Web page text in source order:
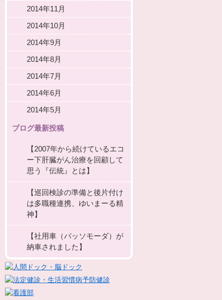
2014年11月
2014年10月
2014年9月
2014年8月
2014年7月
2014年6月
2014年5月
ブログ最新投稿
【2007年から続けているエコ
ー下肝臓がん治療を回顧して
思う『伝統』とは】
【巡回検診の準備と後片付け
は多職種連携、ゆいまーる精
神】
【社用車（パッソモーダ）が
納車されました】